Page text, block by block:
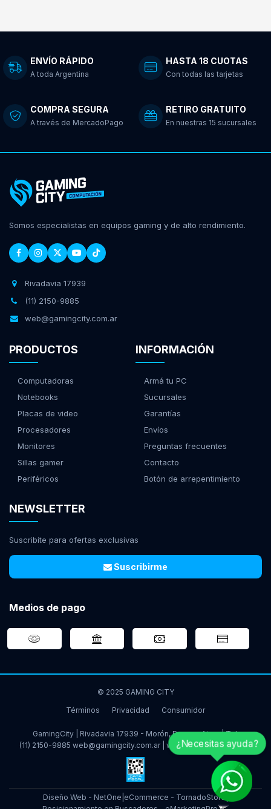
ENVÍO RÁPIDO
A toda Argentina
HASTA 18 CUOTAS
Con todas las tarjetas
COMPRA SEGURA
A través de MercadoPago
RETIRO GRATUITO
En nuestras 15 sucursales
Somos especialistas en equipos gaming y de alto rendimiento.
Rivadavia 17939
(11) 2150-9885
web@gamingcity.com.ar
PRODUCTOS
Computadoras
Notebooks
Placas de video
Procesadores
Monitores
Sillas gamer
Periféricos
INFORMACIÓN
Armá tu PC
Sucursales
Garantías
Envíos
Preguntas frecuentes
Contacto
Botón de arrepentimiento
NEWSLETTER
Suscribite para ofertas exclusivas
Suscribirme
Medios de pago
© 2025 GAMING CITY
Términos
Privacidad Consumidor
GamingCity | Rivadavia 17939 - Morón, Buenos Aires | Tel:
(11) 2150-9885 web@gamingcity.com.ar www.gamingcity.com.ar
Diseño Web - NetOne eCommerce - TornadoStore
¿Necesitas ayuda?